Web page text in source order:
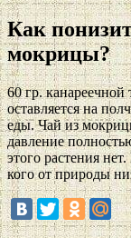
Как
мокрицы?
60 гр. канареечной
оставляется на
еды. Чай из
давление
этого растения
кого от природы